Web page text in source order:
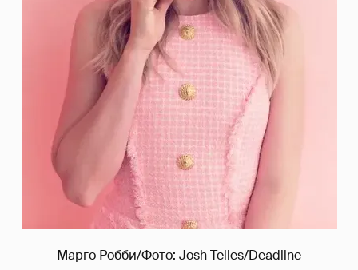
Марго Робби/Фото: Josh Telles/Deadline